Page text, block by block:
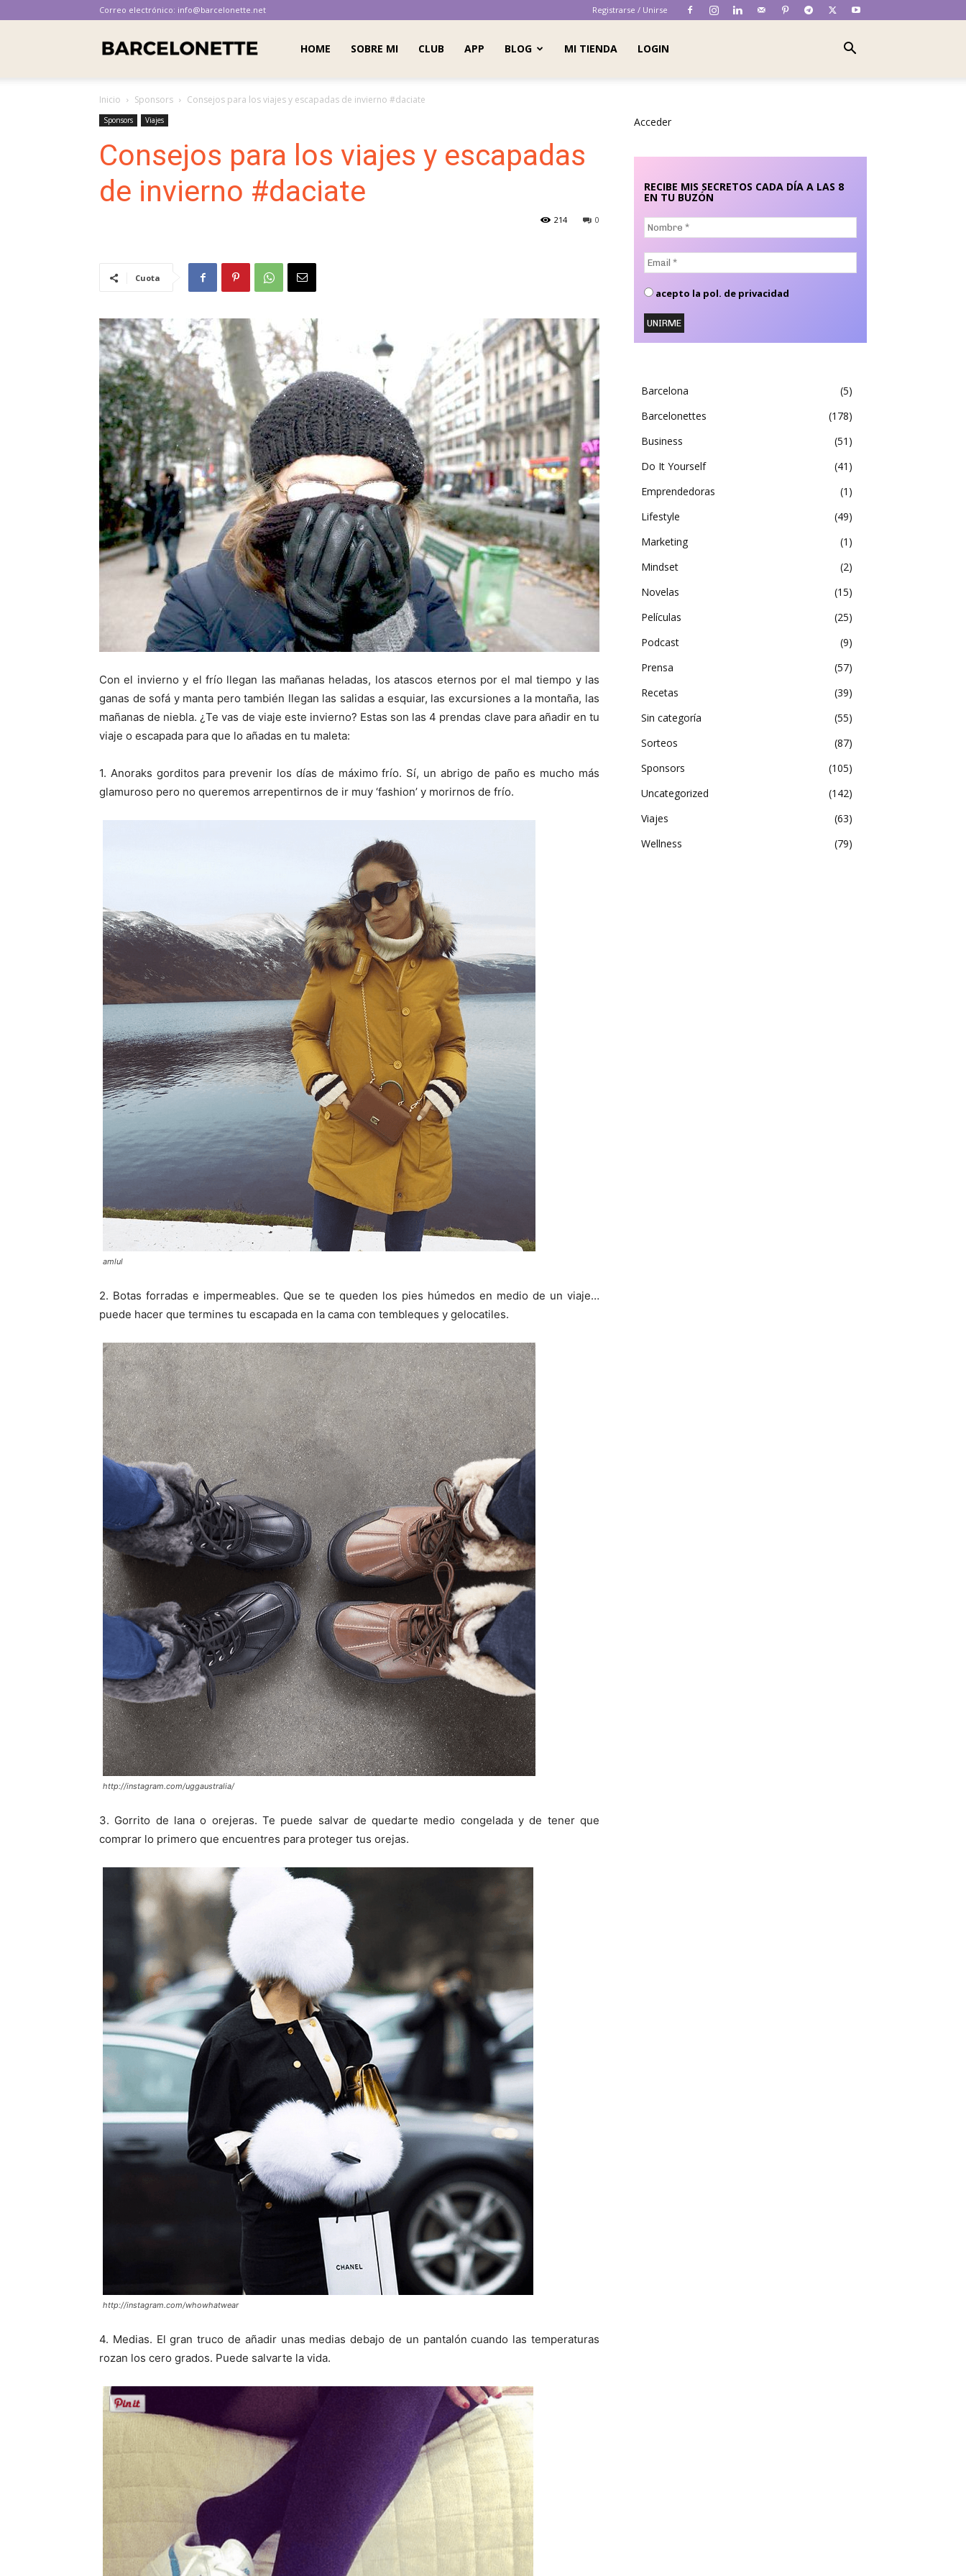
Registrarse / Unirse
Correo electrónico: info@barcelonette.net
Barcelonette
HOME SOBRE MI CLUB APP BLOG MI TIENDA LOGIN
Inicio Sponsors Consejos para los viajes y escapadas de invierno #daciate
Sponsors Viajes
Consejos para los viajes y escapadas
de invierno #daciate
0
214
Cuota
Con el invierno y el frío llegan las mañanas heladas, los atascos eternos por el mal tiempo y las
ganas de sofá y manta pero también llegan las salidas a esquiar, las excursiones a la montaña, las
mañanas de niebla. ¿Te vas de viaje este invierno? Estas son las 4 prendas clave para añadir en tu
viaje o escapada para que lo añadas en tu maleta:
1. Anoraks gorditos para prevenir los días de máximo frío. Sí, un abrigo de paño es mucho más
glamuroso pero no queremos arrepentirnos de ir muy ‘fashion’ y morirnos de frío.
amlul
2. Botas forradas e impermeables. Que se te queden los pies húmedos en medio de un viaje…
puede hacer que termines tu escapada en la cama con tembleques y gelocatiles.
http://instagram.com/uggaustralia/
3. Gorrito de lana o orejeras. Te puede salvar de quedarte medio congelada y de tener que
comprar lo primero que encuentres para proteger tus orejas.
http://instagram.com/whowhatwear
4. Medias. El gran truco de añadir unas medias debajo de un pantalón cuando las temperaturas
rozan los cero grados. Puede salvarte la vida.
Acceder
RECIBE MIS SECRETOS CADA DÍA A LAS 8
EN TU BUZÓN
Nombre
*
Email
*
acepto la pol. de privacidad
Barcelona
5
Barcelonettes
178
Business
51
Do It Yourself
41
Emprendedoras
1
Lifestyle
49
Marketing
1
Mindset
2
Novelas
15
Películas
25
Podcast
9
Prensa
57
Recetas
39
Sin categoría
55
Sorteos
87
Sponsors
105
Uncategorized
142
Viajes
63
Wellness
79